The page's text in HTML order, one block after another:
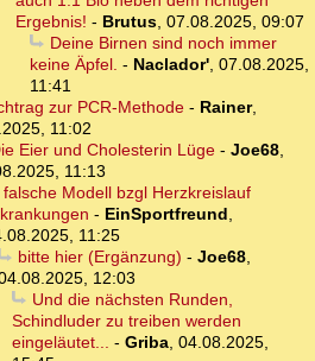
Ergebnis! - Brutus, 07.08.2025, 09:07
Deine Birnen sind noch immer
keine Äpfel. - Naclador', 07.08.2025,
11:41
zur PCR-Methode- Rainer,
11:02
Eier und Cholesterin Lüge- Joe68,
11:13
falsche Modell bzgl Herzkreislauf
- EinSportfreund,
11:25
bitte hier (Ergänzung) - Joe68,
12:03
Und die nächsten Runden,
Schindluder zu treiben werden
eingeläutet... - Griba, 04.08.2025,